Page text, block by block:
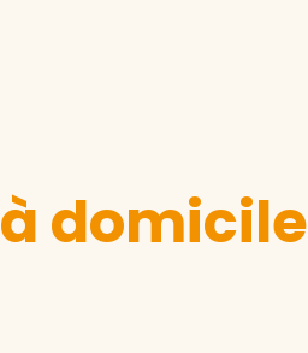
domicile